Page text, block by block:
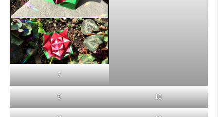
7
9 10